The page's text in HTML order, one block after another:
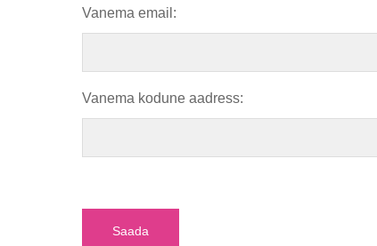
Vanema email:
Vanema kodune aadress: